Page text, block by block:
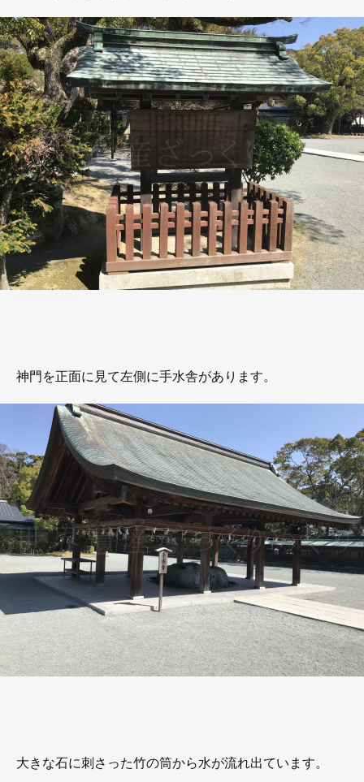
神門を正面に見て左側に手水舎があります。
大きな石に刺さった竹の筒から水が流れ出ています。